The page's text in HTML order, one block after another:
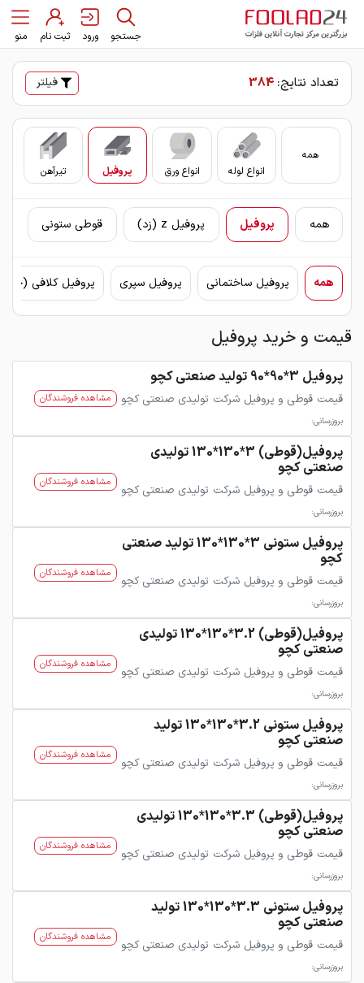
جستجو ورود ثبت نام منو
تعداد نتایج: 384 فیلتر
همه
انواع لوله
انواع ورق پروفیل تیرآهن
همه پروفیل پروفیل z (زد) قوطی ستونی
همه پروفیل ساختمانی پروفیل سپری پروفیل کلافی
قیمت و خرید پروفیل
پروفیل 3*90*90 تولید صنعتی کچو
قیمت قوطی و پروفیل شرکت تولیدی صنعتی کچو
بروزرسانی:
مشاهده فروشندگان
پروفیل(قوطی) 3*130*130 تولیدی
صنعتی کچو
قیمت قوطی و پروفیل شرکت تولیدی صنعتی کچو
بروزرسانی:
مشاهده فروشندگان
پروفیل ستونی 3*130*130 تولید صنعتی
کچو
قیمت قوطی و پروفیل شرکت تولیدی صنعتی کچو
بروزرسانی:
مشاهده فروشندگان
پروفیل(قوطی) 3.2*130*130 تولیدی
صنعتی کچو
قیمت قوطی و پروفیل شرکت تولیدی صنعتی کچو
بروزرسانی:
مشاهده فروشندگان
پروفیل ستونی 3.2*130*130 تولید
صنعتی کچو
قیمت قوطی و پروفیل شرکت تولیدی صنعتی کچو
بروزرسانی:
مشاهده فروشندگان
پروفیل(قوطی) 3.3*130*130 تولیدی
صنعتی کچو
قیمت قوطی و پروفیل شرکت تولیدی صنعتی کچو
بروزرسانی:
مشاهده فروشندگان
پروفیل ستونی 3.3*130*130 تولید
صنعتی کچو
قیمت قوطی و پروفیل شرکت تولیدی صنعتی کچو
بروزرسانی:
مشاهده فروشندگان